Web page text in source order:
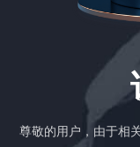
尊敬的用户，由于相